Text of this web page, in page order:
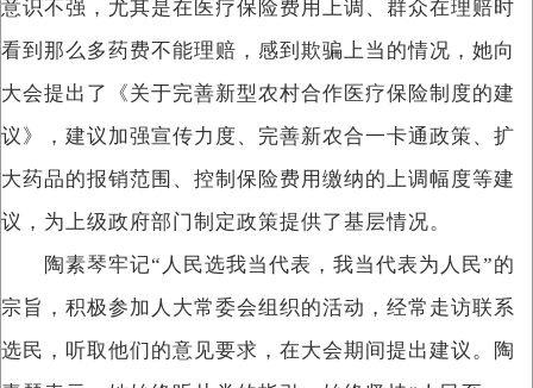
意识不强，尤其是在医疗保险费用上调、群众在理赔时
看到那么多药费不能理赔，感到欺骗上当的情况，她向
大会提出了《关于完善新型农村合作医疗保险制度的建
议》，建议加强宣传力度、完善新农合一卡通政策、扩
大药品的报销范围、控制保险费用缴纳的上调幅度等建
议，为上级政府部门制定政策提供了基层情况。
陶素琴牢记“人民选我当代表，我当代表为人民”的
宗旨，积极参加人大常委会组织的活动，经常走访联系
选民，听取他们的意见要求，在大会期间提出建议。陶